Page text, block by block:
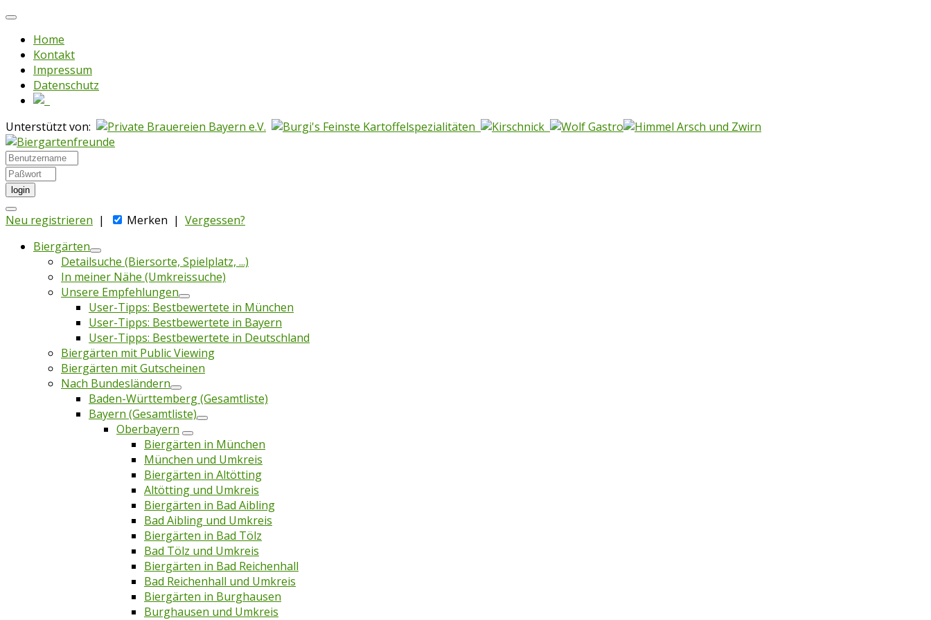
Home
Kontakt
Impressum
Datenschutz
Unterstützt von:
login
Neu registrieren | Merken | Vergessen?
Biergärten
Detailsuche (Biersorte, Spielplatz, ...)
In meiner Nähe (Umkreissuche)
Unsere Empfehlungen
User-Tipps: Bestbewertete in München
User-Tipps: Bestbewertete in Bayern
User-Tipps: Bestbewertete in Deutschland
Biergärten mit Public Viewing
Biergärten mit Gutscheinen
Nach Bundesländern
Baden-Württemberg (Gesamtliste)
Bayern (Gesamtliste)
Oberbayern
Biergärten in München
München und Umkreis
Biergärten in Altötting
Altötting und Umkreis
Biergärten in Bad Aibling
Bad Aibling und Umkreis
Biergärten in Bad Tölz
Bad Tölz und Umkreis
Biergärten in Bad Reichenhall
Bad Reichenhall und Umkreis
Biergärten in Burghausen
Burghausen und Umkreis